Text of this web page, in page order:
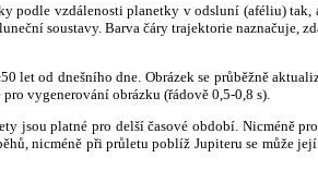
podle vzdálenosti planetky v odsluní (aféliu)
soustavy. Barva čáry trajektorie naznačuje,
let od dnešního dne. Obrázek se průběžně
vygenerování obrázku (řádově 0,5-0,8 s).
jsou platné pro delší časové období. Nicméně
nicméně při průletu poblíž Jupiteru se může